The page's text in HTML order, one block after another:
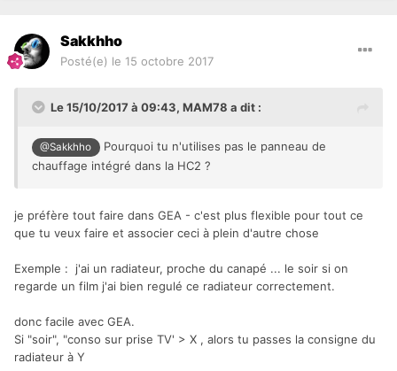
fibaro:call(id["TT_CHAMBRE_EMMA"],
"setTargetLevel",16) end}}) -- Chauffage
    GEA.add({Chauffage,atWork}, 30,
"Chauffage SdB_Bas 20°", {{"Time", "06:30",
fibaro:call(id["TT_SDB_BAS"],
"setTargetLevel",20) end}}) -- Température
    GEA.add({Chauffage,atWork}, 30,
"Chauffage SdB_Bas 17°", {{"Time", "08:00",
{"function", function()
fibaro:call(id["TT_SDB_BAS"],
"setTargetLevel",17) end}}) -- Température
Sakkhho
Posté(e) le 15 octobre 2017
Le 15/10/2017 à 09:43, MAM78 a dit :
@Sakkhho
Pourquoi tu n'utilises pas le panneau de
chauffage intégré dans la HC2 ?
je préfère tout faire dans GEA - c'est plus flexible pour tout ce
que tu veux faire et associer ceci à plein d'autre chose
Exemple : j'ai un radiateur, proche du canapé ... le soir si on
regarde un film j'ai bien regulé ce radiateur correctement.
donc facile avec GEA.
Si "soir", "conso sur prise TV' > X , alors tu passes la consigne du
radiateur à Y